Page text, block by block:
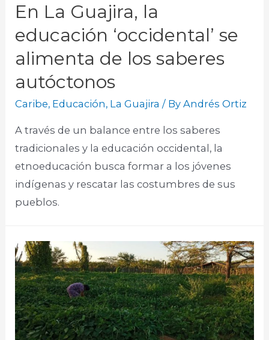
En La Guajira, la
educación ‘occidental’ se
alimenta de los saberes
autóctonos
Caribe, Educación, La Guajira / ByAndrés Ortiz
A través de un balance entre los saberes
tradicionales y la educación occidental, la
etnoeducación busca formar a los jóvenes
indígenas y rescatar las costumbres de sus
pueblos.